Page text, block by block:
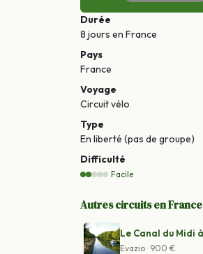
Durée
8 jours en France
Pays
France
Voyage
Circuit vélo
Type
En liberté (pas de groupe)
Difficulté
Facile
Autres circuits en France
Evazio · 900 €